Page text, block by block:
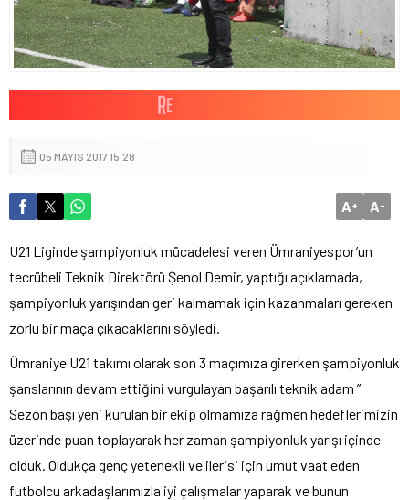
05 MAYIS 2017 15:28
A+ A-
U21 Liginde şampiyonluk mücadelesi veren Ümraniyespor’un
tecrübeli Teknik Direktörü Şenol Demir, yaptığı açıklamada,
şampiyonluk yarışından geri kalmamak için kazanmaları gereken
zorlu bir maça çıkacaklarını söyledi.
Ümraniye U21 takımı olarak son 3 maçımıza girerken şampiyonluk
şanslarının devam ettiğini vurgulayan başarılı teknik adam ”
Sezon başı yeni kurulan bir ekip olmamıza rağmen hedeflerimizin
üzerinde puan toplayarak her zaman şampiyonluk yarışı içinde
olduk. Oldukça genç yetenekli ve ilerisi için umut vaat eden
futbolcu arkadaşlarımızla iyi çalışmalar yaparak ve bunun